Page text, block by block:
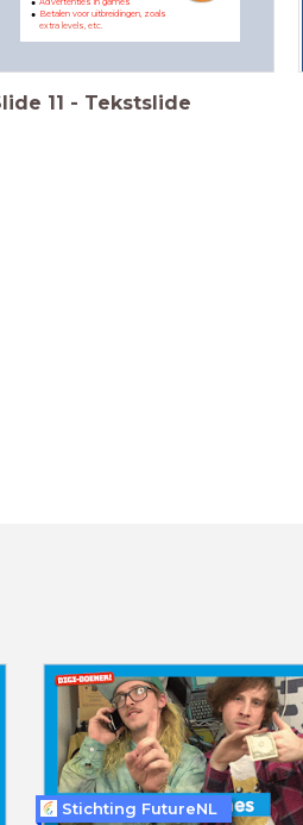
Advertenties in games
Betalen voor uitbreidingen, zoals
extra levels, etc.
11 - Tekstslide
Stichting FutureNL